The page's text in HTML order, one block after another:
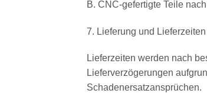
B. CNC-gefertigte Teile
7. Lieferung und Lieferzeiten
Lieferzeiten werden nach
Lieferverzögerungen
Schadenersatzansprüchen.